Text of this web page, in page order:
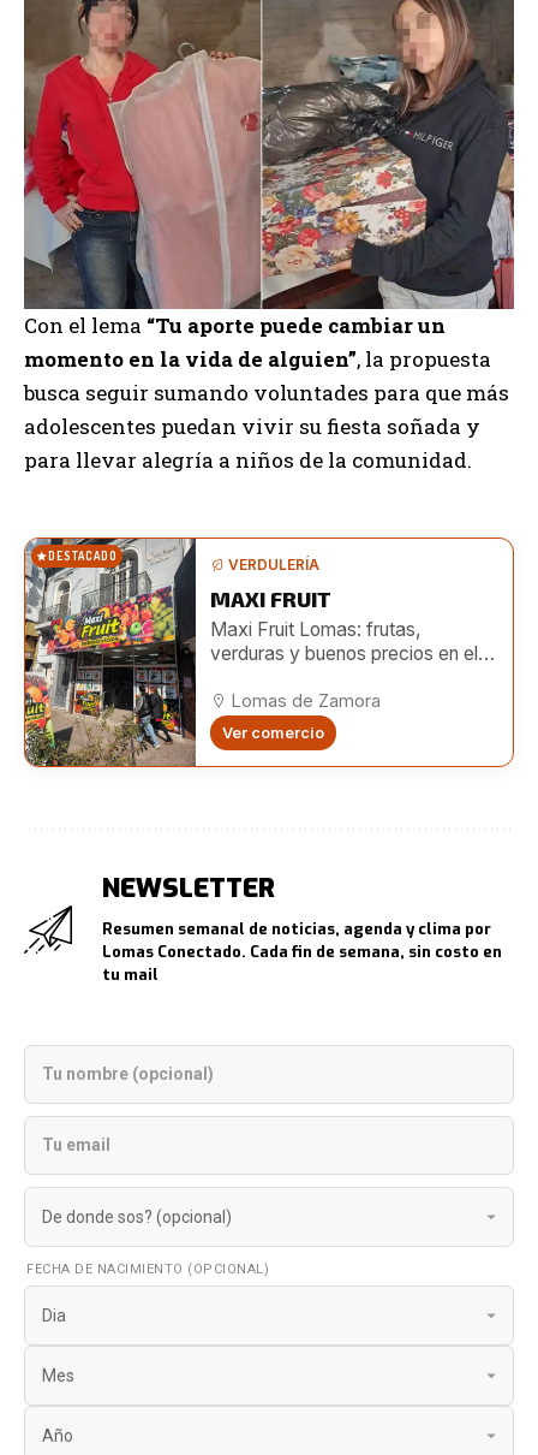
Con el lema “Tu aporte puede cambiar un
momento en la vida de alguien”, la propuesta
busca seguir sumando voluntades para que más
adolescentes puedan vivir su fiesta soñada y
para llevar alegría a niños de la comunidad.
DESTACADO
VERDULERÍA
MAXI FRUIT
Maxi Fruit Lomas: frutas,
verduras y buenos precios en el
Lomas de Zamora
Ver comercio
NEWSLETTER
Resumen semanal de noticias, agenda y clima por
Lomas Conectado. Cada fin de semana, sin costo en
tu mail
FECHA DE NACIMIENTO (OPCIONAL)